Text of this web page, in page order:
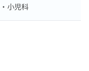
小児科